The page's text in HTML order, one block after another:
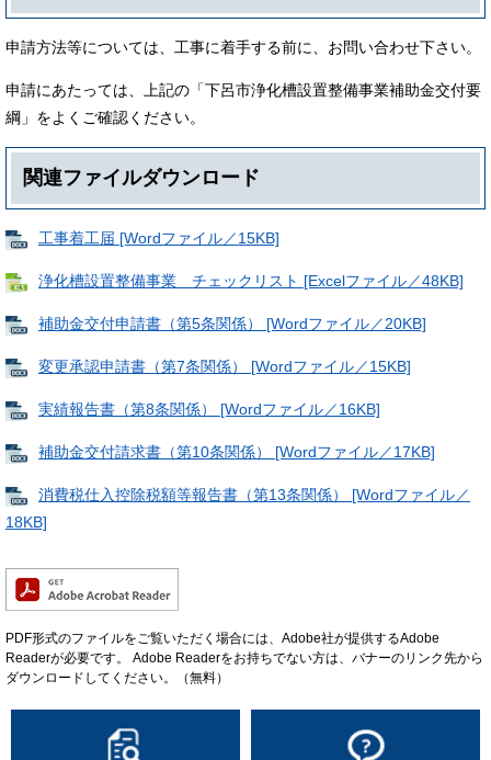
申請方法等については、工事に着手する前に、お問い合わせ下さい。
申請にあたっては、上記の「下呂市浄化槽設置整備事業補助金交付要
綱」をよくご確認ください。
関連ファイルダウンロード
工事着工届 [Wordファイル／15KB]
浄化槽設置整備事業 チェックリスト [Excelファイル／48KB]
補助金交付申請書（第5条関係） [Wordファイル／20KB]
変更承認申請書（第7条関係） [Wordファイル／15KB]
実績報告書（第8条関係） [Wordファイル／16KB]
補助金交付請求書（第10条関係） [Wordファイル／17KB]
消費税仕入控除税額等報告書（第13条関係） [Wordファイル／
18KB]
PDF形式のファイルをご覧いただく場合には、Adobe社が提供するAdobe
Readerが必要です。
Adobe Readerをお持ちでない方は、バナーのリンク先から
ダウンロードしてください。（無料）